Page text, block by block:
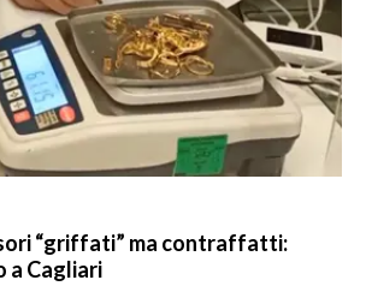
“griffati” ma contraffatti:
a Cagliari